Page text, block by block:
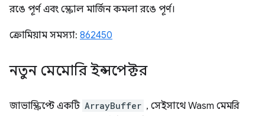
রঙে পূর্ণ এবং স্ক্রোল মার্জিন কমলা রঙে পূর্ণ।
ক্রোমিয়াম সমস্যা: 862450
নতুন মেমোরি ইন্সপেক্টর
জাভাস্ক্রিপ্টে একটি ArrayBuffer , সেইসাথে Wasm মেমরি